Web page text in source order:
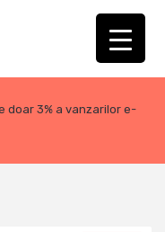
doar 3% a vanzarilor e-